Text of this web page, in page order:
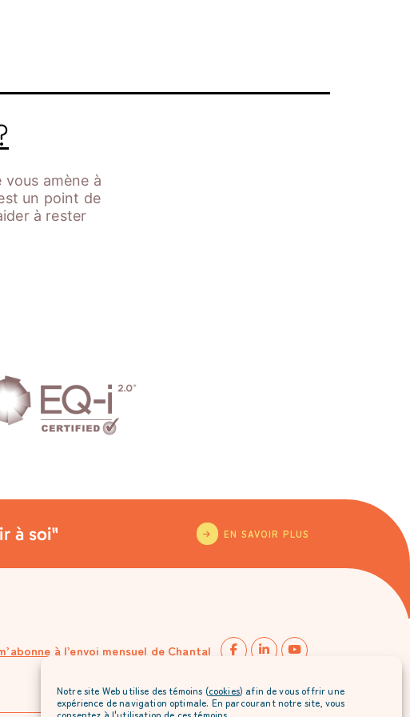
Notre site Web utilise des témoins (cookies) afin de vous offrir une
expérience de navigation optimale. En parcourant notre site, vous
consentez à l'utilisation de ces témoins.
vous amène à
un point de
à rester
à soi" EN SAVOIR PLUS
à l’envoi mensuel de Chantal